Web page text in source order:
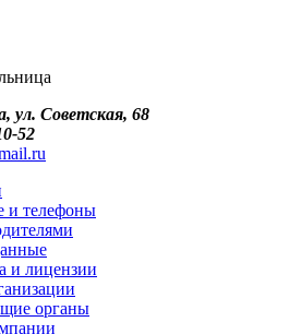
ул. Советская, 68
52
и телефоны
и лицензии
органы